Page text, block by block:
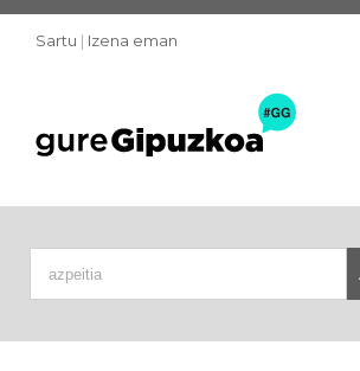
Sartu | Izena eman